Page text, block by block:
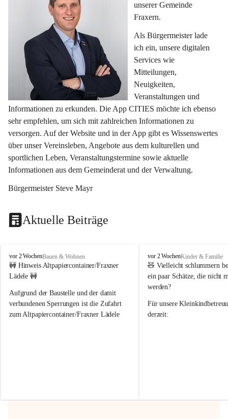
unserer Gemeinde
Fraxern.
Als Bürgermeister lade
ich ein, unsere digitalen
Services wie
Mitteilungen,
Neuigkeiten,
Veranstaltungen und
Informationen zu erkunden. Die App CITIES möchte ich ebenso
sehr empfehlen, um sich mit zahlreichen Informationen zu
versorgen. Auf der Website und in der App gibt es Wissenswertes
über unser Vereinsleben, Angebote aus dem kulturellen und
sportlichen Leben, Veranstaltungstermine sowie aktuelle
Informationen aus dem Gemeinderat und der Verwaltung.
Bürgermeister Steve Mayr
Aktuelle Beiträge
F
r
a
e
r
n
vor 2 WochenBauen & Wohnen
🚧 Hinweis Altpapiercontainer/Fraxner
Lädele 🚧
Aufgrund der Baustelle und der damit
verbundenen Sperrungen ist die Zufahrt
zum Altpapiercontainer/Fraxner Lädele
Hilfsbereitschaft!
F
r
a
x
r
n
vor 2 WochenKinder & Familie
🧸 Vielleicht schlummern
ein paar Schätze, die nicht
werden?
Für unsere
derzeit: